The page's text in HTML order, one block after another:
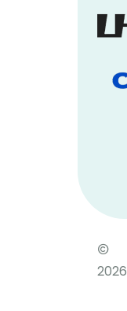
2026